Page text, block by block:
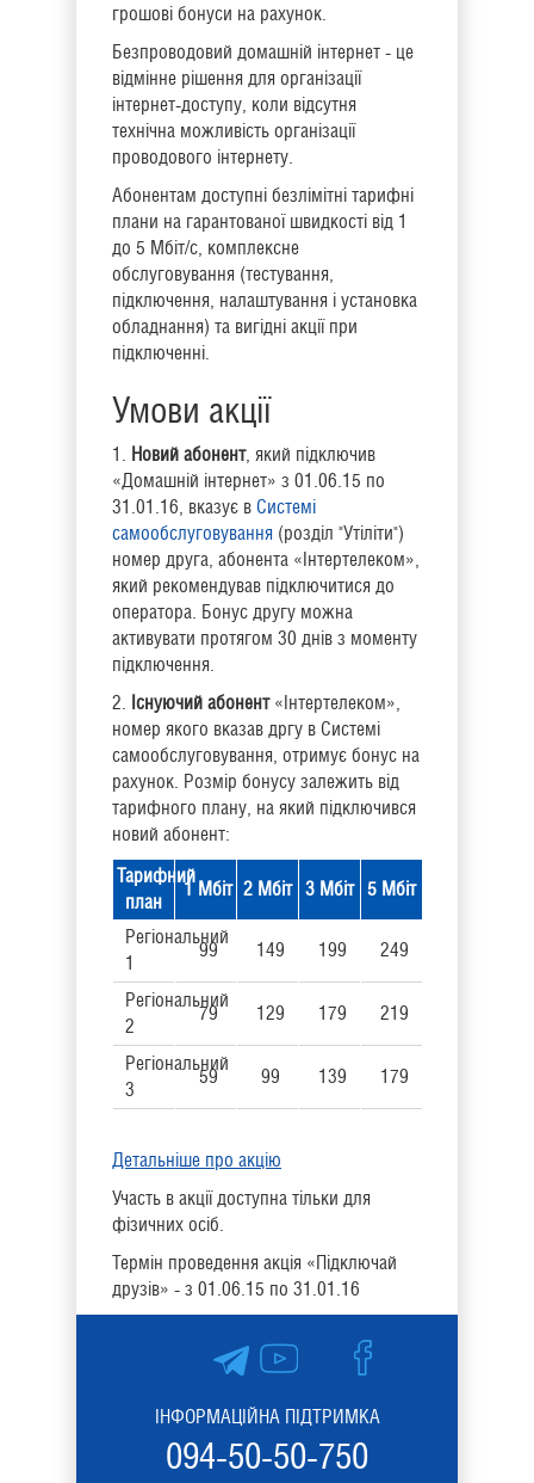
грошові бонуси на рахунок.
Безпроводовий домашній інтернет - це
відмінне рішення для організації
інтернет-доступу, коли відсутня
технічна можливість організації
проводового інтернету.
Абонентам доступні безлімітні тарифні
плани на гарантованої швидкості від 1
до 5 Мбіт/с, комплексне
обслуговування (тестування,
підключення, налаштування і установка
обладнання) та вигідні акції при
підключенні.
Умови акції
1. Новий абонент, який підключив
«Домашній інтернет» з 01.06.15 по
31.01.16, вказує в Системі
самообслуговування (розділ "Утіліти")
номер друга, абонента «Інтертелеком»,
який рекомендував підключитися до
оператора. Бонус другу можна
активувати протягом 30 днів з моменту
підключення.
2. Існуючий абонент«Інтертелеком»,
номер якого вказав дргу в Системі
самообслуговування, отримує бонус на
рахунок. Розмір бонусу залежить від
тарифного плану, на який підключився
новий абонент:
Тарифний
план
1 Мбіт 2 Мбіт 3 Мбіт 5 Мбіт
Регіональний
1
99 149 199 249
Регіональний
2
79 129 179 219
Регіональний
3
59 99 139 179
Детальніше про акцію
Участь в акції доступна тільки для
фізичних осіб.
Термін проведення акція «Підключай
друзів» - з 01.06.15 по 31.01.16
ІНФОРМАЦІЙНА ПІДТРИМКА
094-50-50-750